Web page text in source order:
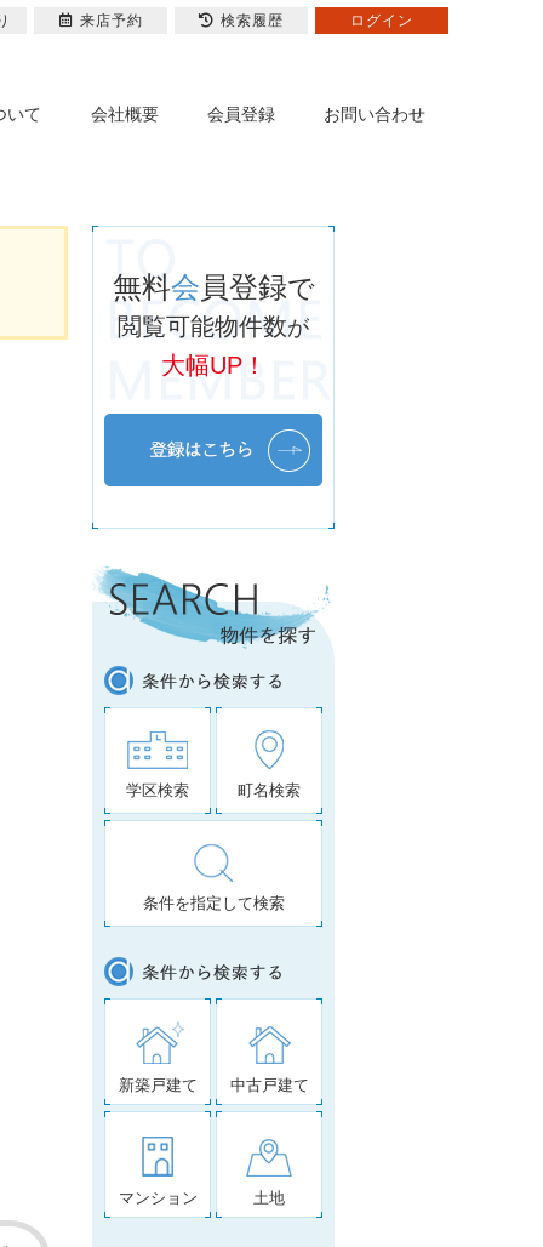
いて 会社概要 会員登録 お問い合わせ
無料会員登録で
閲覧可能物件数が
大幅UP！
学区検索 町名検索
条件を指定して検索
新築戸建て 中古戸建て
マンション 土地
来店予約 検索履歴 ログイン